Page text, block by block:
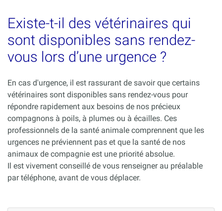
Existe-t-il des vétérinaires qui
sont disponibles sans rendez-
vous lors d’une urgence ?
En cas d'urgence, il est rassurant de savoir que certains
vétérinaires sont disponibles sans rendez-vous pour
répondre rapidement aux besoins de nos précieux
compagnons à poils, à plumes ou à écailles. Ces
professionnels de la santé animale comprennent que les
urgences ne préviennent pas et que la santé de nos
animaux de compagnie est une priorité absolue.
Il est vivement conseillé de vous renseigner au préalable
par téléphone, avant de vous déplacer.